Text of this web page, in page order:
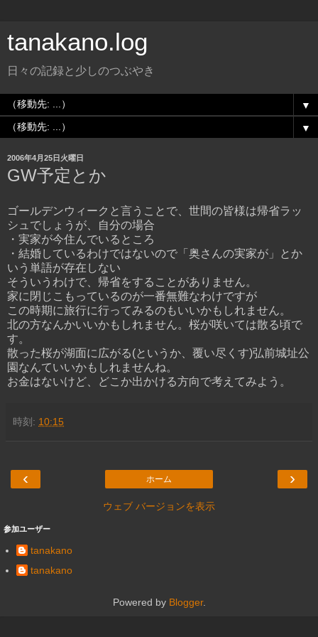
tanakano.log
日々の記録と少しのつぶやき
▼
▼
2006年4月25日火曜日
GW予定とか
ゴールデンウィークと言うことで、世間の皆様は帰省ラッ
シュでしょうが、自分の場合
・実家が今住んでいるところ
・結婚しているわけではないので「奥さんの実家が」とか
いう単語が存在しない
そういうわけで、帰省をすることがありません。
家に閉じこもっているのが一番無難なわけですが
この時期に旅行に行ってみるのもいいかもしれません。
北の方なんかいいかもしれません。桜が咲いては散る頃で
す。
散った桜が湖面に広がる(というか、覆い尽くす)弘前城址公
園なんていいかもしれませんね。
お金はないけど、どこか出かける方向で考えてみよう。
時刻: 10:15
‹ ›
ホーム
ウェブ バージョンを表示
参加ユーザー
tanakano
tanakano
Powered by Blogger.